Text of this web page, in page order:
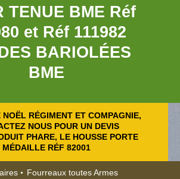
TENUE BME Réf
et Réf 111982
BARIOLÉES
BME
NOËL RÉGIMENT ET COMPAGNIE,
NOUS POUR UN DEVIS
PHARE, LE HOUSSE PORTE
MÉDAILLE RÉF 82001
Fourreaux toutes Armes